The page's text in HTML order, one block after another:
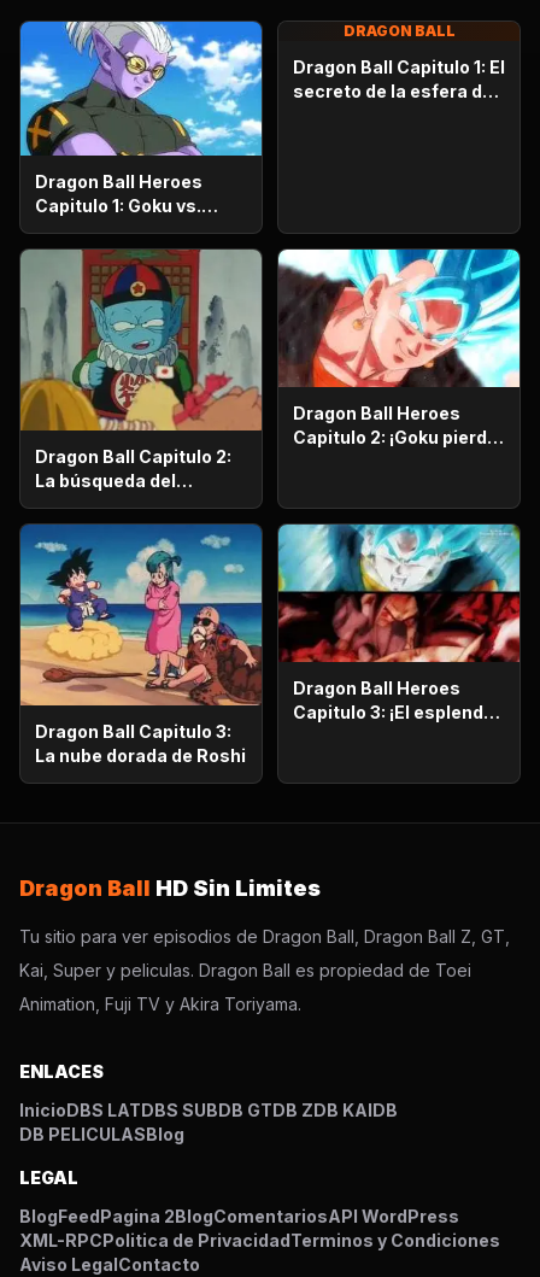
Dragon Ball Heroes
Capitulo 1: Goku vs.
Goku. Inicia una
apasionante batalla en
la prisión planetaria!
DRAGON BALL
Dragon Ball Capitulo 1: El
secreto de la esfera del
Dragon Ball Capitulo 2:
La búsqueda del
emperador
Dragon Ball Heroes
Capitulo 2: ¡Goku pierde
Dragon Ball Capitulo 3:
La nube dorada de Roshi
Dragon Ball Heroes
Capitulo 3: ¡El esplendor
explota!
Dragon Ball HD Sin Limites
Tu sitio para ver episodios de Dragon Ball, Dragon Ball Z, GT,
Kai, Super y peliculas. Dragon Ball es propiedad de Toei
Animation, Fuji TV y Akira Toriyama.
ENLACES
InicioDBS LATDBS SUBDB GTDB ZDB KAIDB
DB PELICULASBlog
LEGAL
BlogFeedPagina 2BlogComentariosAPI WordPress
XML-RPCPolitica de PrivacidadTerminos y Condiciones
Aviso LegalContacto